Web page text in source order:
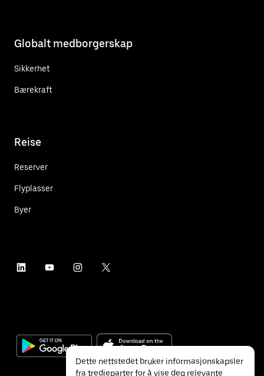
Globalt medborgerskap
Sikkerhet
Bærekraft
Reise
Reserver
Flyplasser
Byer
Dette nettstedet bruker informasjonskapsler
fra tredjeparter for å vise deg relevante